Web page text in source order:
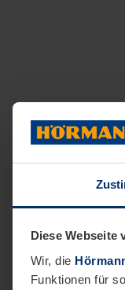
Diese Webseite
Wir, die
Funktionen für